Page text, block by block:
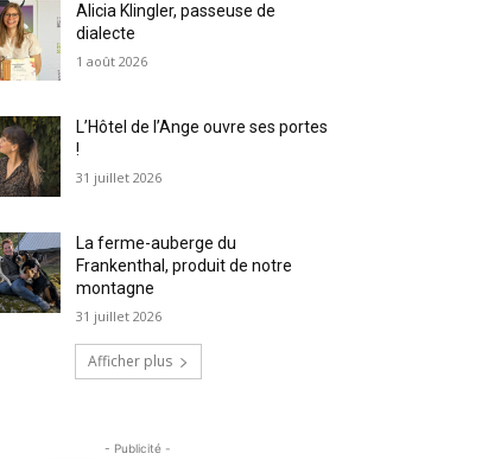
Alicia Klingler, passeuse de
dialecte
1 août 2026
L’Hôtel de l’Ange ouvre ses portes
!
31 juillet 2026
La ferme-auberge du
Frankenthal, produit de notre
montagne
31 juillet 2026
Afficher plus
- Publicité -